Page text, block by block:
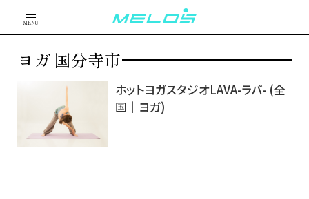
MENU
ヨガ 国分寺市
ホットヨガスタジオLAVA-ラバ- (全
国｜ヨガ)